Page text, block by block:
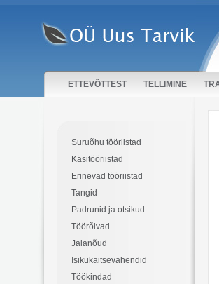
ETTEVÕTTEST TELLIMINE
Suruõhu tööriistad
Käsitööriistad
Erinevad tööriistad
Tangid
Padrunid ja otsikud
Töörõivad
Jalanõud
Isikukaitsevahendid
Töökindad